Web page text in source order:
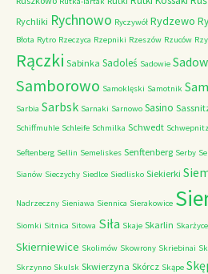
Rychliki Rychnowo Ryczywół Rydzewo
Błota Rytro Rzeczyca Rzepniki Rzeszów Rzuców
Rączki Sabinka Sadoleś Sadowie
Samborowo Samoklęski Samotnik
Sarbia Sarbsk Sarnaki Sarnowo Sasino
Schiffmuhle Schleife Schmilka Schwedt Schwepnitz
Seftenberg Sellin Semeliskes Senftenberg Serby
Sianów Sieczychy Siedlce Siedlisko Siekierki
Nadrzeczny Sieniawa Siennica Sierakowice
Siomki Sitnica Sitowa Siła Skaje Skarlin Skarżyce
Skierniewice Skolimów Skowrony Skriebinai
Skrzynno Skulsk Skwierzyna Skórcz Skąpe